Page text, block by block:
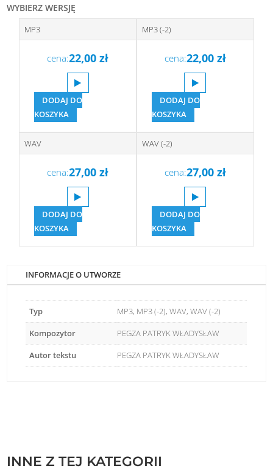
WYBIERZ WERSJĘ
MP3
cena:22,00zł
DODAJ DO
KOSZYKA
MP3 (-2)
cena:22,00 zł
DODAJ DO
KOSZYKA
WAV
cena:27,00zł
DODAJ DO
KOSZYKA
WAV (-2)
cena:27,00 zł
DODAJ DO
KOSZYKA
INFORMACJE O UTWORZE
Typ
MP3, MP3 (-2), WAV, WAV (-2)
Kompozytor
PEGZA PATRYK WŁADYSŁAW
Autor tekstu
PEGZA PATRYK WŁADYSŁAW
INNE Z TEJ KATEGORII